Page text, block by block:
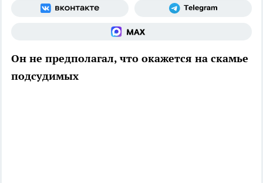
Он не предполагал, что окажется на скамье
подсудимых